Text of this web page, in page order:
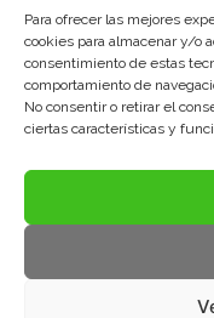
Para ofrecer las mejores
cookies para almacenar y/o
consentimiento de estas
comportamiento de
No consentir o retirar el
ciertas características y